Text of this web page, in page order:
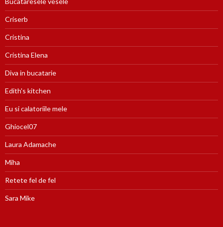
Criserb
Cristina
Cristina Elena
Diva in bucatarie
Edith's kitchen
Eu si calatoriile mele
Ghiocel07
Laura Adamache
Miha
Retete fel de fel
Sara Mike